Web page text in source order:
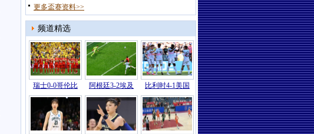
更多盃赛资料>>
频道精选
瑞士0-0哥伦比 阿根廷3-2埃及 比利时4-1美国